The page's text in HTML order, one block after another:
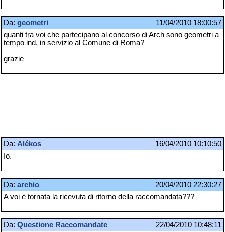
Da: geometri
11/04/2010 18:00:57
quanti tra voi che partecipano al concorso di Arch sono geometri a
tempo ind. in servizio al Comune di Roma?
grazie
Da: Alékos
16/04/2010 10:10:50
Io.
Da: archio
20/04/2010 22:30:27
A voi è tornata la ricevuta di ritorno della raccomandata???
Da: Questione Raccomandate
22/04/2010 10:48:11